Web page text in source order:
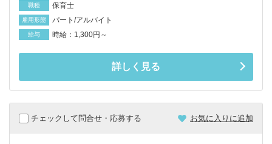
職種 保育士
雇用形態 パート/アルバイト
給与 時給：1,300円～
詳しく見る
チェックして問合せ・応募する お気に入りに追加